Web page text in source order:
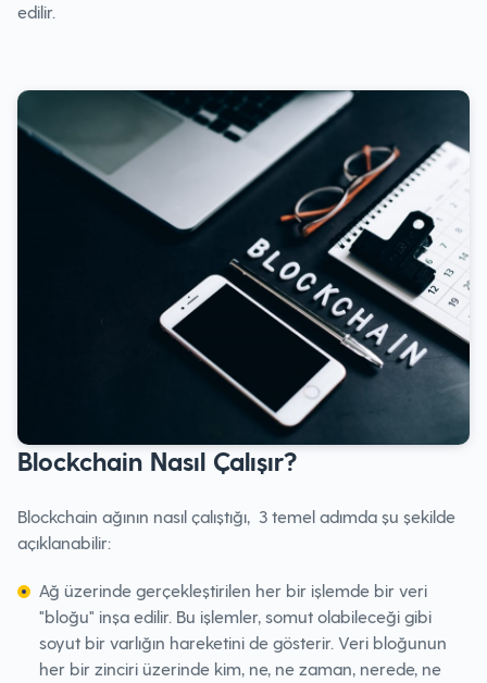
edilir.
Blockchain Nasıl Çalışır?
Blockchain ağının nasıl çalıştığı, 3 temel adımda şu şekilde
açıklanabilir:
Ağ üzerinde gerçekleştirilen her bir işlemde bir veri
"bloğu" inşa edilir. Bu işlemler, somut olabileceği gibi
soyut bir varlığın hareketini de gösterir. Veri bloğunun
her bir zinciri üzerinde kim, ne, ne zaman, nerede, ne